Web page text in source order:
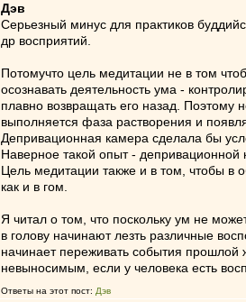
Дэв
Серьезный минус для практиков
др восприятий.
Потомучто цель медитации не в том
осознавать деятельность ума -
плавно возвращать его назад. Поэтому
выполняется фаза растворения и
Депривационная камера сделала бы
Наверное такой опыт -
Цель медитации также и в том, чтобы в
как и в гом.
Я читал о том, что поскольку ум не
в голову начинают лезть различные
начинает переживать события прошлой
невыносимым, если у человека есть
Ответы на этот пост: Дэв